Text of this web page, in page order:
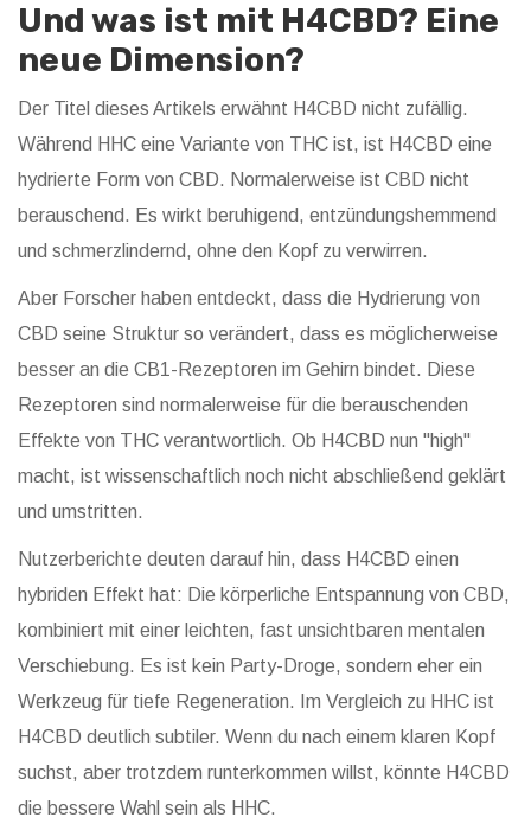
Und was ist mit H4CBD? Eine
neue Dimension?
Der Titel dieses Artikels erwähnt H4CBD nicht zufällig.
Während HHC eine Variante von THC ist, ist H4CBD eine
hydrierte Form von CBD. Normalerweise ist CBD nicht
berauschend. Es wirkt beruhigend, entzündungshemmend
und schmerzlindernd, ohne den Kopf zu verwirren.
Aber Forscher haben entdeckt, dass die Hydrierung von
CBD seine Struktur so verändert, dass es möglicherweise
besser an die CB1-Rezeptoren im Gehirn bindet. Diese
Rezeptoren sind normalerweise für die berauschenden
Effekte von THC verantwortlich. Ob H4CBD nun "high"
macht, ist wissenschaftlich noch nicht abschließend geklärt
und umstritten.
Nutzerberichte deuten darauf hin, dass H4CBD einen
hybriden Effekt hat: Die körperliche Entspannung von CBD,
kombiniert mit einer leichten, fast unsichtbaren mentalen
Verschiebung. Es ist kein Party-Droge, sondern eher ein
Werkzeug für tiefe Regeneration. Im Vergleich zu HHC ist
H4CBD deutlich subtiler. Wenn du nach einem klaren Kopf
suchst, aber trotzdem runterkommen willst, könnte H4CBD
die bessere Wahl sein als HHC.